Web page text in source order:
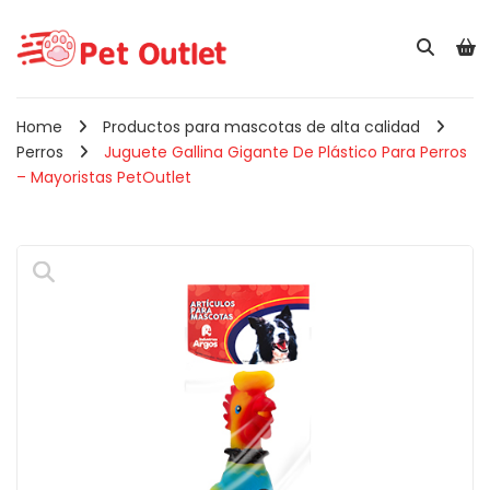
Home
Productos para mascotas de alta calidad
Perros
Juguete Gallina Gigante De Plástico Para Perros
– Mayoristas PetOutlet